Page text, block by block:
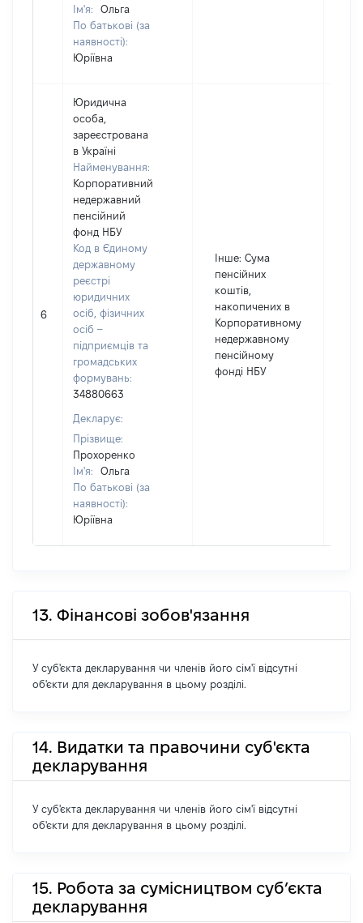
Ім'я:
Ольга
По батькові (за
наявності):
Юріївна
6
Юридична
особа,
зареєстрована
в Україні
Найменування:
Корпоративний
недержавний
пенсійний
фонд НБУ
Код в Єдиному
державному
реєстрі
юридичних
осіб, фізичних
осіб –
підприємців та
громадських
формувань:
34880663
Декларує:
Прізвище:
Прохоренко
Ім'я:
Ольга
По батькові (за
наявності):
Юріївна
Інше: Сума
пенсійних
коштів,
накопичених в
Корпоративному
недержавному
пенсійному
фонді НБУ
13. Фінансові зобов'язання
У суб'єкта декларування чи членів його сім'ї відсутні
об'єкти для декларування в цьому розділі.
14. Видатки та правочини суб'єкта
декларування
У суб'єкта декларування чи членів його сім'ї відсутні
об'єкти для декларування в цьому розділі.
15. Робота за сумісництвом суб’єкта
декларування